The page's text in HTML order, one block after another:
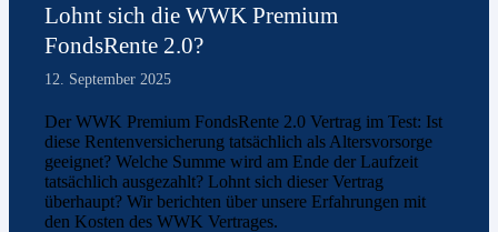
Lohnt sich die WWK Premium
FondsRente 2.0?
12. September 2025
Der WWK Premium FondsRente 2.0 Vertrag im Test: Ist
diese Rentenversicherung tatsächlich als Altersvorsorge
geeignet? Welche Summe wird am Ende der Laufzeit
tatsächlich ausgezahlt? Lohnt sich dieser Vertrag
überhaupt? Wir berichten über unsere Erfahrungen mit
den Kosten des WWK Vertrages.